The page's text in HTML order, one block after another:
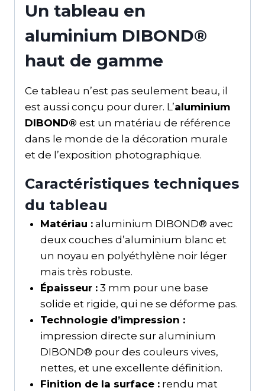
Un tableau en
aluminium DIBOND®
haut de gamme
Ce tableau n’est pas seulement beau, il
est aussi conçu pour durer. L’aluminium
DIBOND® est un matériau de référence
dans le monde de la décoration murale
et de l’exposition photographique.
Caractéristiques techniques
du tableau
Matériau :aluminium DIBOND® avec
deux couches d’aluminium blanc et
un noyau en polyéthylène noir léger
mais très robuste.
Épaisseur :3 mm pour une base
solide et rigide, qui ne se déforme pas.
Technologie d’impression :
impression directe sur aluminium
DIBOND® pour des couleurs vives,
nettes, et une excellente définition.
Finition de la surface :rendu mat